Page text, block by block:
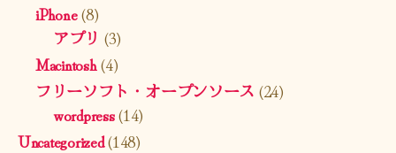
iPhone(8)
アプリ (3)
Macintosh(4)
フリーソフト・オープンソース (24)
wordpress(14)
Uncategorized(148)